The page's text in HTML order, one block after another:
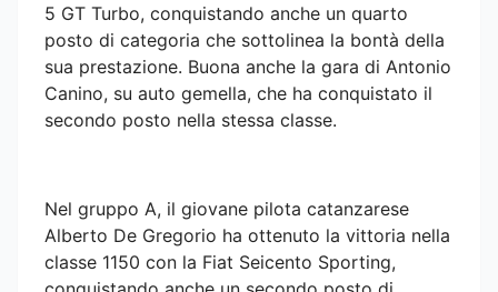
5 GT Turbo, conquistando anche un quarto
posto di categoria che sottolinea la bontà della
sua prestazione. Buona anche la gara di Antonio
Canino, su auto gemella, che ha conquistato il
secondo posto nella stessa classe.
Nel gruppo A, il giovane pilota catanzarese
Alberto De Gregorio ha ottenuto la vittoria nella
classe 1150 con la Fiat Seicento Sporting,